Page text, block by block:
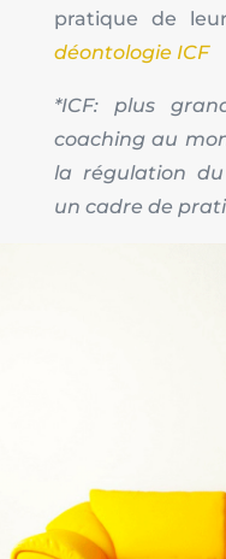
pratique de
déontologie ICF
*ICF: plus
coaching au
la régulation
un cadre de